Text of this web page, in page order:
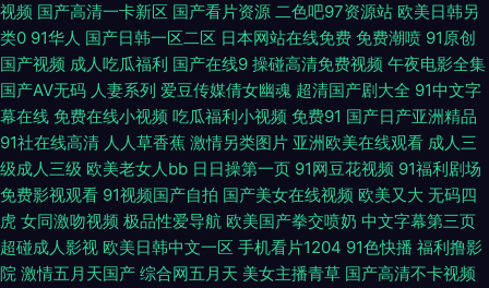
福利视频导航 五月丁香福利影院 福利片五区 黄色性视频网站网址 亚洲色色
电影网站 日韩伦理在线观看视频 日本视频网页 亚洲 国产 中文幕 日韩色片在
线看 91com视频 九区影院 欧美大片黄色黄冈三级 欧洲孰妇六区 黄97www
色色福利少妇 91超碰碰 91官网视频 日韩别类一区在线播放 91美女足交 久久
狠日亚洲蜜桃艹 日本亚洲国产va 欧美人妖欧美人妖 色综合欧美 日韩激情网
视频 国产高清一卡新区 国产看片资源 二色吧97资源站 欧美日韩另
类0 91华人 国产日韩一区二区 日本网站在线免费 免费潮喷 91原创
国产视频 成人吃瓜福利 国产在线9 操碰高清免费视频 午夜电影全集
国产AV无码 人妻系列 爱豆传媒倩女幽魂 超清国产剧大全 91中文字
幕在线 免费在线小视频 吃瓜福利小视频 免费91 国产日产亚洲精品
91社在线高清 人人草香蕉 激情另类图片 亚洲欧美在线观看 成人三
级成人三级 欧美老女人bb 日日操第一页 91网豆花视频 91福利剧场
免费影视观看 91视频国产自拍 国产美女在线视频 欧美又大 无码四
虎 女同激吻视频 极品性爱导航 欧美国产拳交喷奶 中文字幕第三页
超碰成人影视 欧美日韩中文一区 手机看片1204 91色快播 福利撸影
院 激情五月天国产 综合网五月天 美女主播青草 国产高清不卡视频